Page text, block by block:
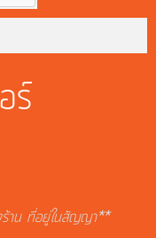
ร์
ร้าน ที่อยู่ในสัญญา**